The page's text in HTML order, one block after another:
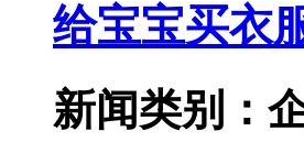
给宝宝买衣
新闻类别：